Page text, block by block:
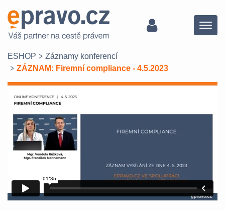
Menu
ESHOP
Záznamy konferencí
ZÁZNAM: Firemní compliance - 4.5.2023